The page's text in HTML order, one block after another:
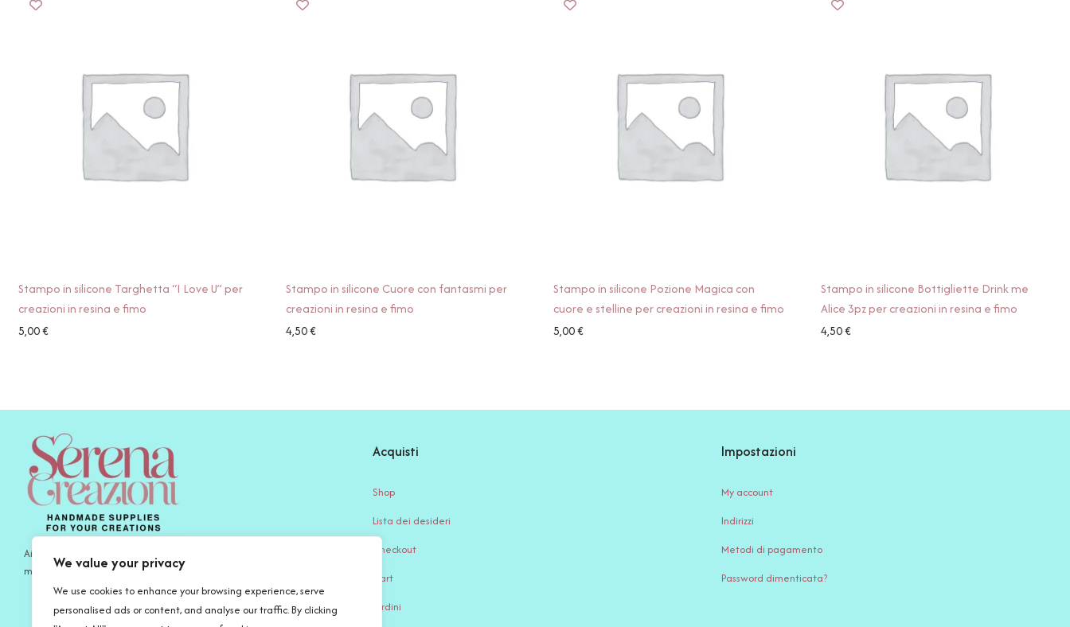
We value your privacy
We use cookies to enhance your browsing experience, serve
personalised ads or content, and analyse our traffic. By clicking
Stampo in silicone Targhetta “I Love U” per
creazioni in resina e fimo
5,00€
Stampo in silicone Cuore con fantasmi per
creazioni in resina e fimo
4,50€
Stampo in silicone Pozione Magica con
cuore e stelline per creazioni in resina e fimo
5,00€
Stampo in silicone Bottigliette Drink me
Alice 3pz per creazioni in resina e fimo
4,50€
Aiutamo gli artigiani di oggi a esprimersi al meglio con prodotti fatti a
mano per le proprie creazioni e la propria ispirazione.
Acquisti
Shop
Lista dei desideri
Checkout
Cart
Ordini
Impostazioni
My account
Indirizzi
Metodi di pagamento
Password dimenticata?